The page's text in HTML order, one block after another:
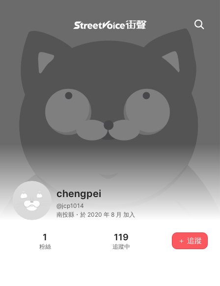
chengpei
@jcp1014
南投縣・於 2020 年 8 月 加入
1
粉絲
119
追蹤中
＋ 追蹤